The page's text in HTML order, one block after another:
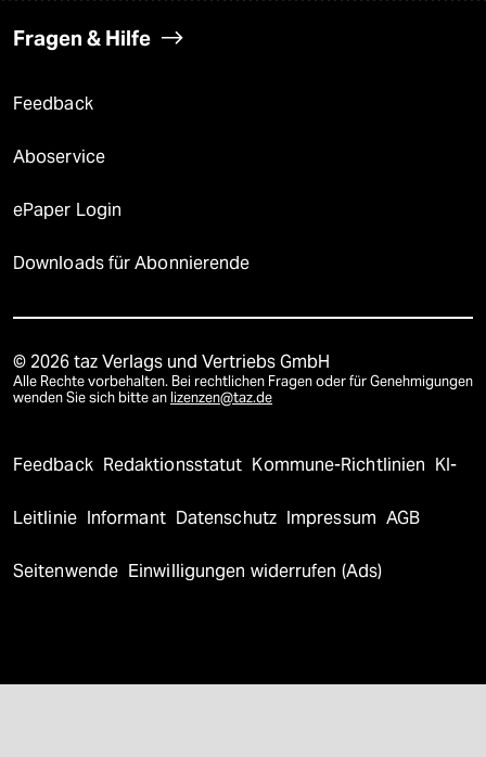
Fragen & Hilfe
Feedback
Aboservice
ePaper Login
Downloads für Abonnierende
© 2026 taz Verlags und Vertriebs GmbH
Alle Rechte vorbehalten. Bei rechtlichen Fragen oder für Genehmigungen
wenden Sie sich bitte an lizenzen@taz.de
Feedback Redaktionsstatut Kommune-Richtlinien KI-
Leitlinie Informant Datenschutz Impressum AGB
Seitenwende Einwilligungen widerrufen (Ads)